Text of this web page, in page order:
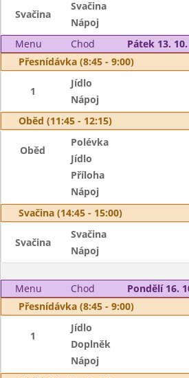
Svačina
Svačina
Nápoj
Menu
Chod
Pátek 13.
Přesnídávka (8:45 - 9:00)
1
Jídlo
Nápoj
Oběd (11:45 - 12:15)
Oběd
Polévka
Jídlo
Příloha
Nápoj
Svačina (14:45 - 15:00)
Svačina
Svačina
Nápoj
Menu Chod
Pondělí 16.
Přesnídávka (8:45 - 9:00)
1
Jídlo
Doplněk
Nápoj